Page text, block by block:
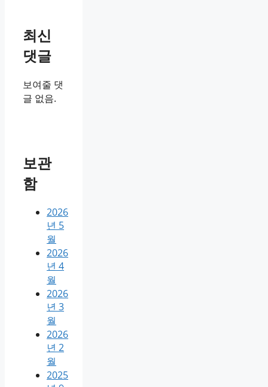
최신
댓글
보여줄 댓
글 없음.
보관
함
2026
년 5
월
2026
년 4
월
2026
년 3
월
2026
년 2
월
2025